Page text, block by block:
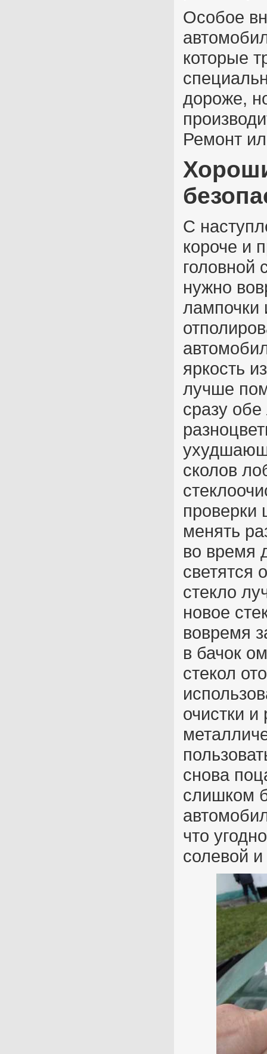
Особое
которые
дороже,
Ремонт
С
короче и
головной
нужно
лампочки
яркость
лучше
сразу
сколов
проверки
менять
во время
светятся
стекло
новое
вовремя
в бачок
стекол
очистки
снова
слишком
что
солевой